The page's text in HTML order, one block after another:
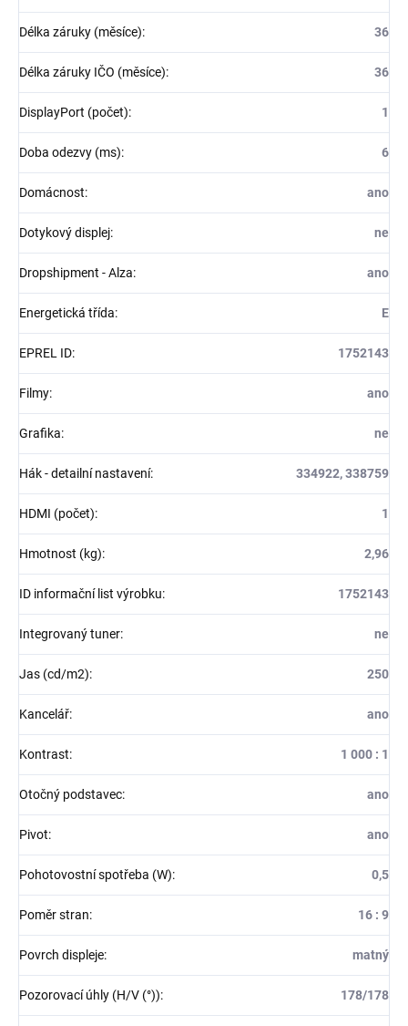
Délka záruky (měsíce): 36
Délka záruky IČO (měsíce): 36
DisplayPort (počet): 1
Doba odezvy (ms): 6
Domácnost: ano
Dotykový displej: ne
Dropshipment - Alza: ano
Energetická třída: E
EPREL ID: 1752143
Filmy: ano
Grafika: ne
Hák - detailní nastavení: 334922, 338759
HDMI (počet): 1
Hmotnost (kg): 2,96
ID informační list výrobku: 1752143
Integrovaný tuner: ne
Jas (cd/m2): 250
Kancelář: ano
Kontrast: 1 000 : 1
Otočný podstavec: ano
Pivot: ano
Pohotovostní spotřeba (W): 0,5
Poměr stran: 16 : 9
Povrch displeje: matný
Pozorovací úhly (H/V (°)): 178/178